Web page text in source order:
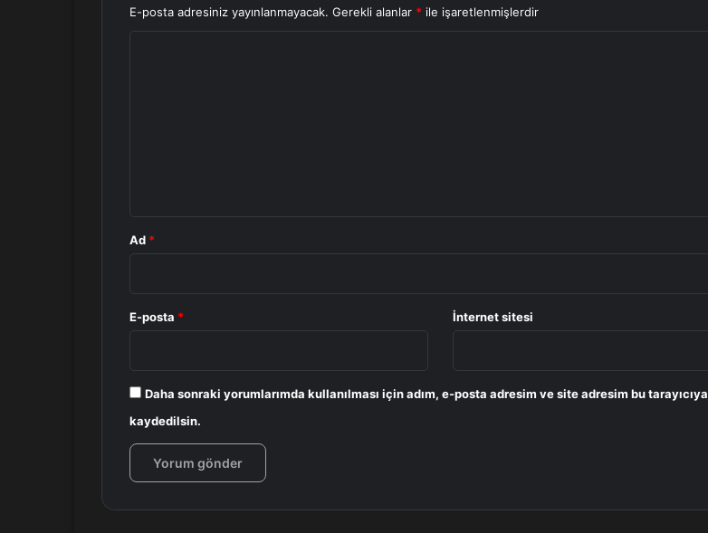
E-posta adresiniz yayınlanmayacak. Gerekli alanlar * ile işaretlenmişlerdir
Ad *
E-posta * İnternet sitesi
Daha sonraki yorumlarımda kullanılması için adım, e-posta adresim ve site adresim bu tarayıcıya
kaydedilsin.